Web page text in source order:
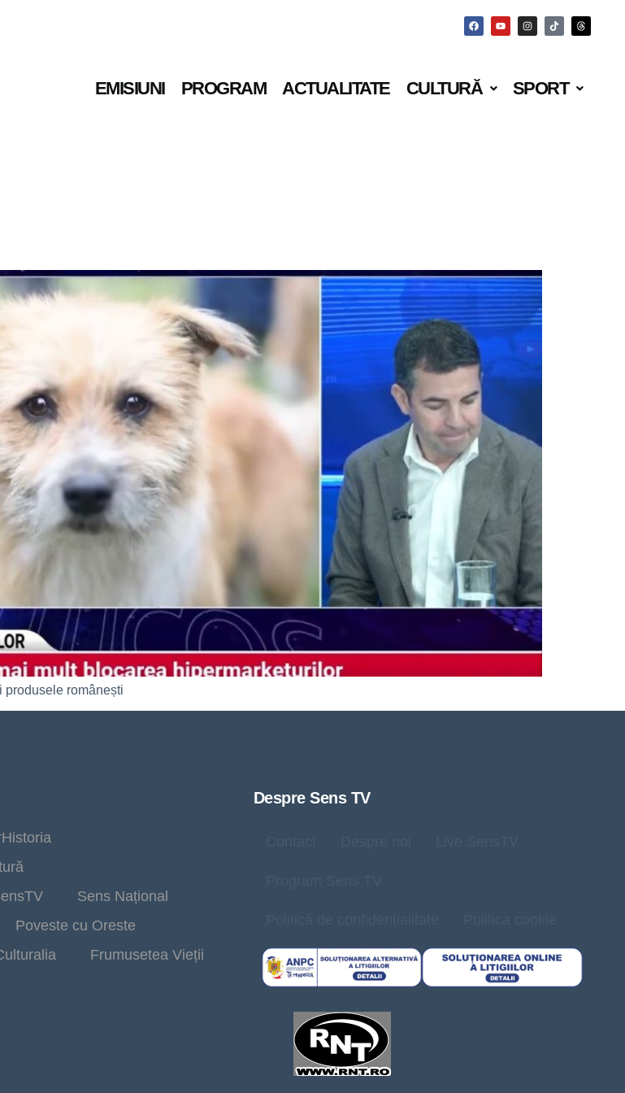
EMISIUNI PROGRAM ACTUALITATE CULTURĂ SPORT
produsele românești
Sens Național
Poveste cu Oreste
Frumusetea Vieții
Despre Sens TV